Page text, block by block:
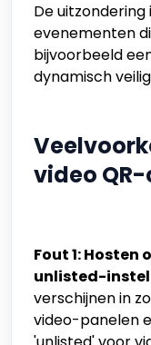
De
evenementen
bijvoorbeeld
dynamisch
video
Fout 1: Hosten
unlisted-
verschijnen in
video-panelen